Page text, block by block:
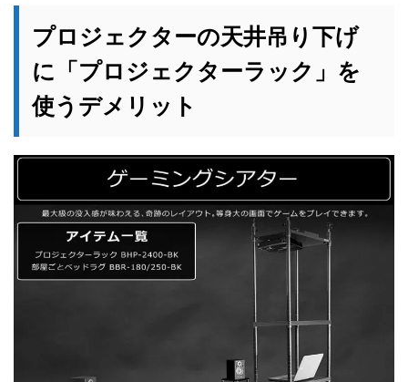
プロジェクターの天井吊り下げ
に「プロジェクターラック」を
使うデメリット